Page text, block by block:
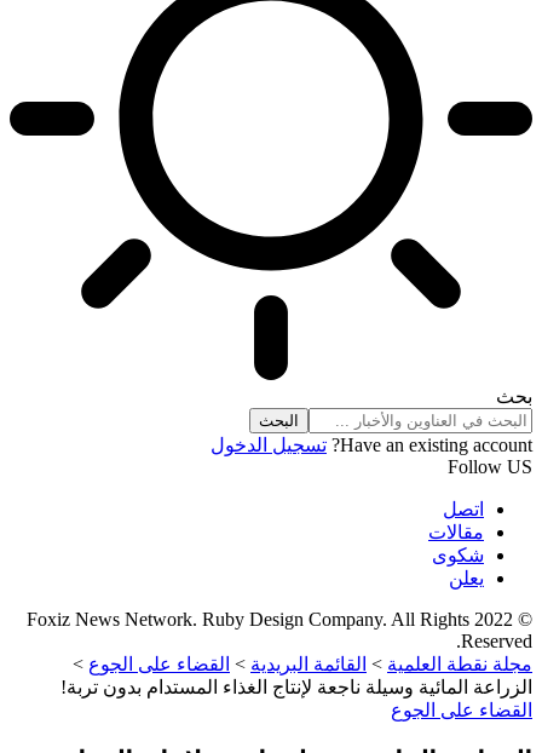
بحث
Have an existing account?
تسجيل الدخول
Follow US
اتصل
مقالات
شكوى
يعلن
© 2022 Foxiz News Network. Ruby Design Company. All Rights
Reserved.
مجلة نقطة العلمية > القائمة البريدية > القضاء على الجوع >
الزراعة المائية وسيلة ناجعة لإنتاج الغذاء المستدام بدون تربة!
القضاء على الجوع